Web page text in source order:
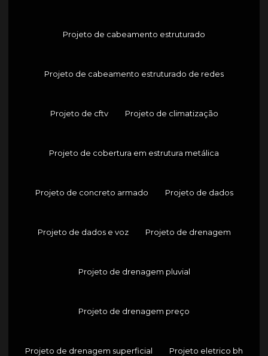
Projeto de cabeamento estruturado
Projeto de cabeamento estruturado de redes
Projeto de cftv Projeto de climatização
Projeto de cobertura em estrutura metálica
Projeto de concreto armado Projeto de dados
Projeto de dados e voz Projeto de drenagem
Projeto de drenagem pluvial
Projeto de drenagem preço
Projeto de drenagem superficial Projeto eletrico bh